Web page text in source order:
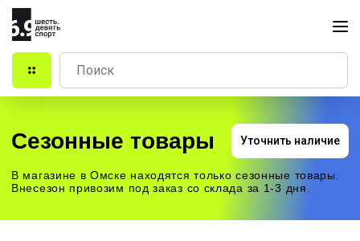
Сезонные товары
В магазине в Омске находятся только сезонные товары.
Внесезон привозим под заказ со склада за 1-3 дня.